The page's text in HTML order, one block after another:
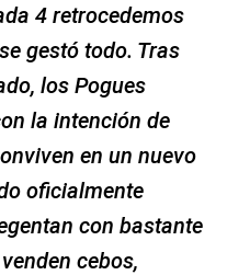
4 retrocedemos
gestó todo. Tras
los Pogues
la intención de
en un nuevo
oficialmente
con bastante
cebos,